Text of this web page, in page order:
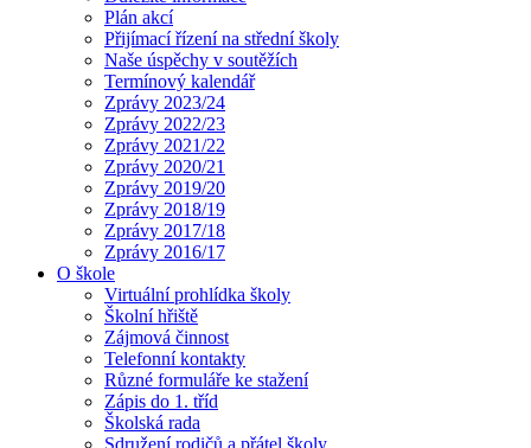
Plán akcí
Přijímací řízení na střední školy
Naše úspěchy v soutěžích
Termínový kalendář
Zprávy 2023/24
Zprávy 2022/23
Zprávy 2021/22
Zprávy 2020/21
Zprávy 2019/20
Zprávy 2018/19
Zprávy 2017/18
Zprávy 2016/17
O škole
Virtuální prohlídka školy
Školní hřiště
Zájmová činnost
Telefonní kontakty
Různé formuláře ke stažení
Zápis do 1. tříd
Školská rada